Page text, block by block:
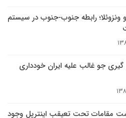
و ونزوئلا؛ رابطه جنوب-جنوب در سيستم
گیری جو غالب علیه ایران خودداری
مقامات تحت تعیقب اینترپل وجود